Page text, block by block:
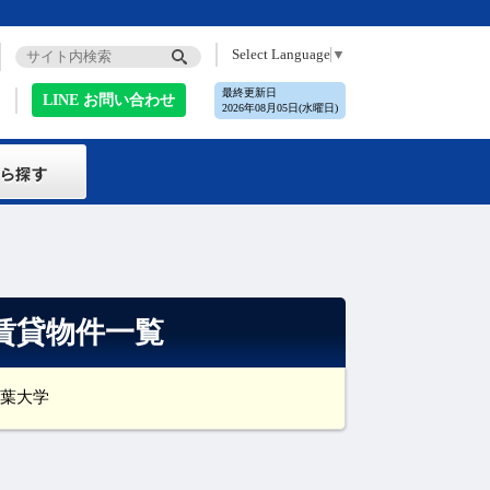
Select Language ▼
LINE お問い合わせ
最終更新日
2026年08月05日(水曜日)
貸物件一覧
大学